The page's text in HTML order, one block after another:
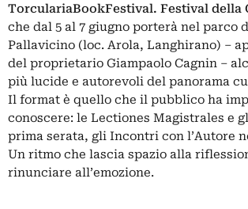
TorculariaBookFestival. Festival della
che dal 5 al 7 giugno porterà nel parco
Pallavicino (loc. Arola, Langhirano) –
del proprietario Giampaolo Cagnin –
più lucide e autorevoli del panorama
Il format è quello che il pubblico ha
conoscere: le Lectiones Magistrales e
prima serata, gli Incontri con l’Autore
Un ritmo che lascia spazio alla
rinunciare all’emozione.